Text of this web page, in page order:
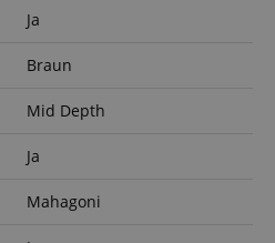
Ja
Braun
Mid Depth
Ja
Mahagoni